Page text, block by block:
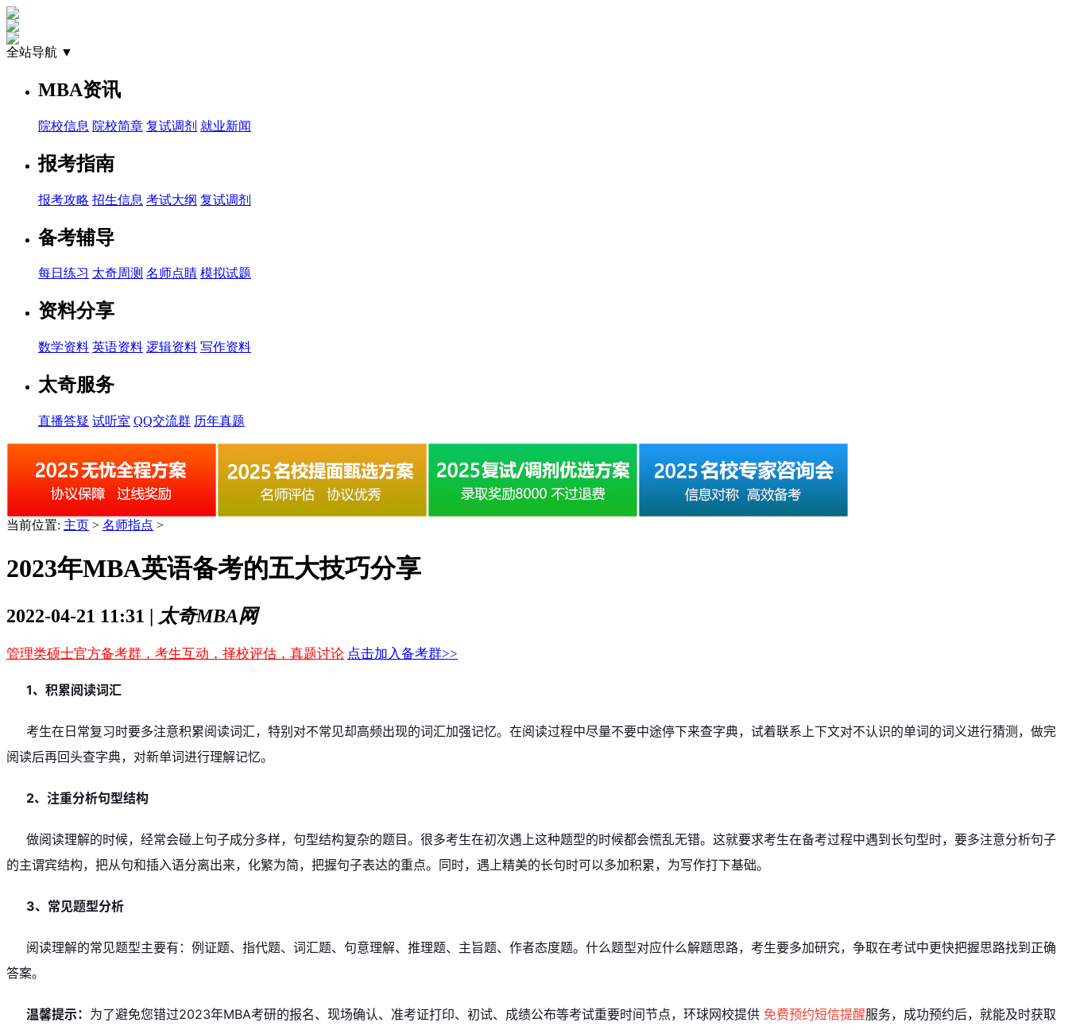
全站导航 ▼
MBA资讯
院校信息 院校简章 复试调剂 就业新闻
报考指南
报考攻略 招生信息 考试大纲 复试调剂
备考辅导
每日练习 太奇周测 名师点睛 模拟试题
资料分享
数学资料 英语资料 逻辑资料 写作资料
太奇服务
直播答疑 试听室 QQ交流群 历年真题
当前位置: 主页 > 名师指点 >
2023年MBA英语备考的五大技巧分享
2022-04-21 11:31 | 太奇MBA网
管理类硕士官方备考群，考生互动，择校评估，真题讨论 点击加入备考群>>
1、积累阅读词汇
考生在日常复习时要多注意积累阅读词汇，特别对不常见却高频出现的词汇加强记忆。在阅读过程中尽量不要中途停下来查字典，试着联系上下文对不认识的单词的词义进行猜测，做完
阅读后再回头查字典，对新单词进行理解记忆。
2、注重分析句型结构
做阅读理解的时候，经常会碰上句子成分多样，句型结构复杂的题目。很多考生在初次遇上这种题型的时候都会慌乱无错。这就要求考生在备考过程中遇到长句型时，要多注意分析句子
的主谓宾结构，把从句和插入语分离出来，化繁为简，把握句子表达的重点。同时，遇上精美的长句时可以多加积累，为写作打下基础。
3、常见题型分析
阅读理解的常见题型主要有：例证题、指代题、词汇题、句意理解、推理题、主旨题、作者态度题。什么题型对应什么解题思路，考生要多加研究，争取在考试中更快把握思路找到正确
答案。
温馨提示： 为了避免您错过2023年MBA考研的报名、现场确认、准考证打印、初试、成绩公布等考试重要时间节点，环球网校提供 免费预约短信提醒服务，成功预约后，就能及时获取